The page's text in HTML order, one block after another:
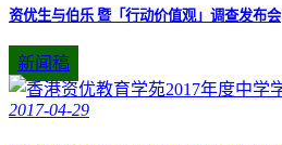
资优生与伯乐 暨「行动价值观」调查发布会
新闻稿
2017-04-29